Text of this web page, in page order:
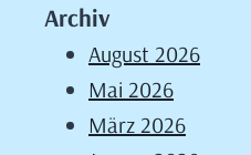
Archiv
August 2026
Mai 2026
März 2026